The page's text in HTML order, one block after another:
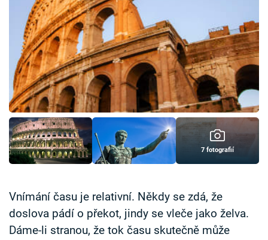
TV Program
Časopis
Sledujte prima+
Přihlášení
7 fotografií
Vnímání času je relativní. Někdy se zdá, že
doslova pádí o překot, jindy se vleče jako želva.
Dáme-li stranou, že tok času skutečně může